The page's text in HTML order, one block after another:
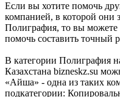
Если вы хотите помочь
компанией, в которой они
Полиграфия, то вы
помочь составить точный
В категории Полиграфия
Казахстана bizneskz.su
«Айша» - одна из таких
подкатегории: